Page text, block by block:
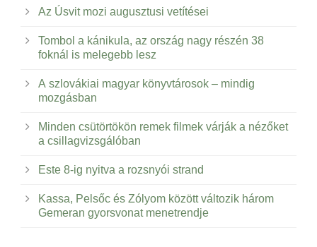
Az Úsvit mozi augusztusi vetítései
Tombol a kánikula, az ország nagy részén 38
foknál is melegebb lesz
A szlovákiai magyar könyvtárosok – mindig
mozgásban
Minden csütörtökön remek filmek várják a nézőket
a csillagvizsgálóban
Este 8-ig nyitva a rozsnyói strand
Kassa, Pelsőc és Zólyom között változik három
Gemeran gyorsvonat menetrendje